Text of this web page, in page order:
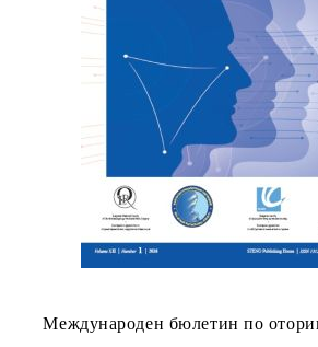
Международен бюлетин по